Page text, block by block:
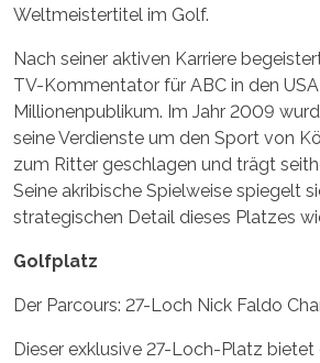
Weltmeistertitel im Golf.
Nach seiner aktiven Karriere
TV-Kommentator für ABC in den
Millionenpublikum. Im Jahr 2009
seine Verdienste um den Sport von
zum Ritter geschlagen und trägt
Seine akribische Spielweise spiegelt
strategischen Detail dieses Platzes
Golfplatz
Der Parcours: 27-Loch Nick Faldo
Dieser exklusive 27-Loch-Platz bietet